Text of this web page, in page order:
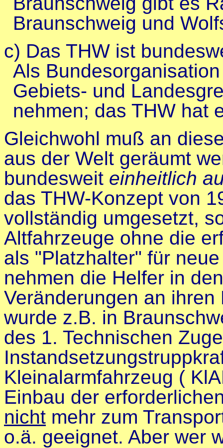
Braunschweig und
c) Das THW ist
Als
Gebiets- und
nehmen; das THW hat
Gleichwohl muß an
aus der Welt geräumt
bundesweit einheitlich
das THW-Konzept von
vollständig umgesetzt,
Altfahrzeuge ohne die
als "Platzhalter" für
nehmen die Helfer in
Veränderungen an
wurde z.B. in
des 1. Technischen
Kleinalarmfahrzeug (
Einbau der
nicht mehr zum
o.ä. geeignet. Aber wer